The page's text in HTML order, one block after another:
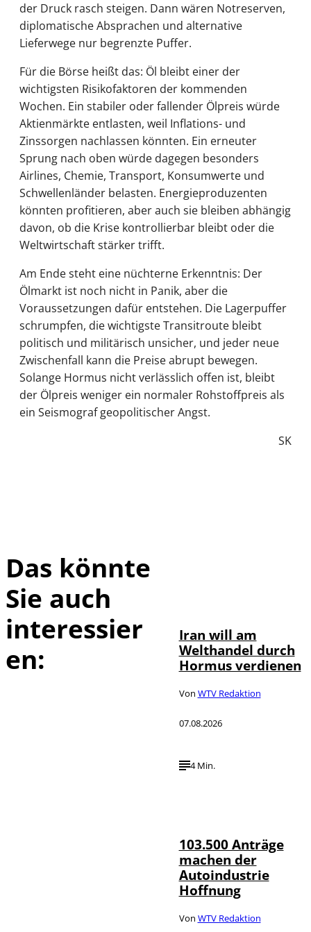
der Druck rasch steigen. Dann wären Notreserven,
diplomatische Absprachen und alternative
Lieferwege nur begrenzte Puffer.
Für die Börse heißt das: Öl bleibt einer der
wichtigsten Risikofaktoren der kommenden
Wochen. Ein stabiler oder fallender Ölpreis würde
Aktienmärkte entlasten, weil Inflations- und
Zinssorgen nachlassen könnten. Ein erneuter
Sprung nach oben würde dagegen besonders
Airlines, Chemie, Transport, Konsumwerte und
Schwellenländer belasten. Energieproduzenten
könnten profitieren, aber auch sie bleiben abhängig
davon, ob die Krise kontrollierbar bleibt oder die
Weltwirtschaft stärker trifft.
Am Ende steht eine nüchterne Erkenntnis: Der
Ölmarkt ist noch nicht in Panik, aber die
Voraussetzungen dafür entstehen. Die Lagerpuffer
schrumpfen, die wichtigste Transitroute bleibt
politisch und militärisch unsicher, und jeder neue
Zwischenfall kann die Preise abrupt bewegen.
Solange Hormus nicht verlässlich offen ist, bleibt
der Ölpreis weniger ein normaler Rohstoffpreis als
ein Seismograf geopolitischer Angst.
SK
Das könnte
Sie auch
interessier
en:
Iran will am
Welthandel durch
Hormus verdienen
Von WTV Redaktion
07.08.2026
4 Min.
103.500 Anträge
machen der
Autoindustrie
Hoffnung
Von WTV Redaktion